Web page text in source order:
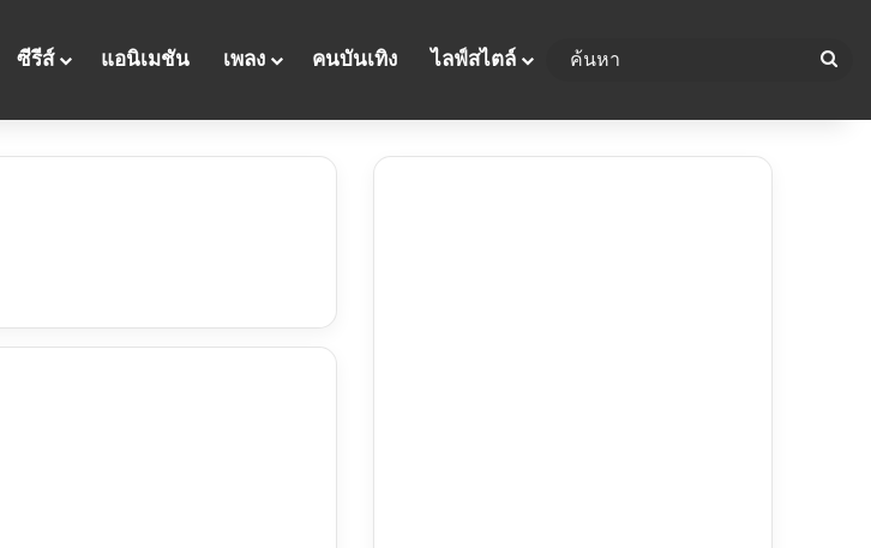
ซีรีส์ แอนิเมชัน เพลง คนบันเทิง ไลฟ์สไตล์